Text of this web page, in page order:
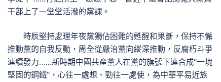
干部上了一堂堂活潑的黨課。
時辰堅持處理年夜黨獨佔困難的甦醒和果斷，保持不懈
推動黨的自我反動，周全從嚴治黨向縱深推動，反腐朽斗爭
連續發力……新時期中國共產黨人在黨的旗號下連合成“一塊
堅固的鋼鐵”，心往一處想、勁往一處使，為中華平易近族